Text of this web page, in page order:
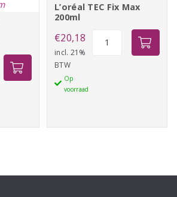
L’oréal TEC Fix Max
200ml
€20,18
incl. 21%
BTW
Op
voorraad